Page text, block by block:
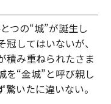
つの“城”が誕生し
してはいないが、
積み重ねられたさま
を“金城”と呼び親し
いたに違いない。